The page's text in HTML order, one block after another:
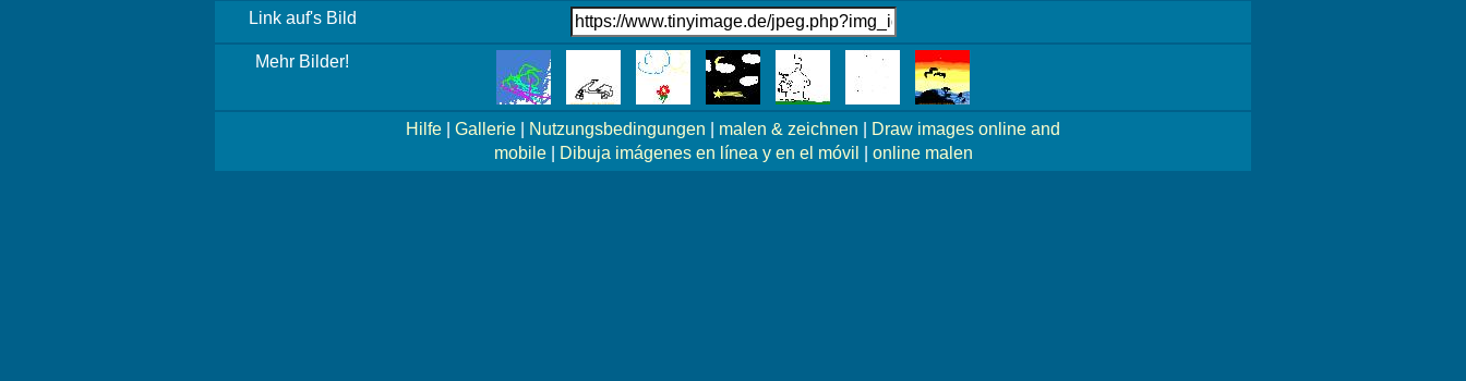
Link auf's Bild
Mehr Bilder!
Hilfe Gallerie Nutzungsbedingungen malen & zeichnen
Draw images online and
mobile| Dibuja imágenes en línea y en el móvil online malen